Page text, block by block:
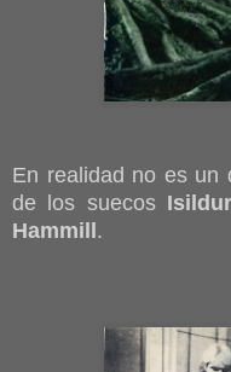
En realidad no es un
de los suecos
Hammill .